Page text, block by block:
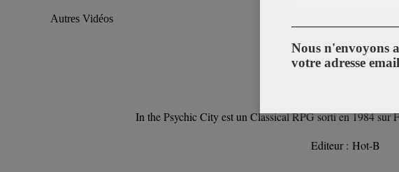
Autres Vidéos
In the Psychic City est un Classical RPG sorti en 1984 sur
Editeur : Hot-B
Nous n'envoyons
votre adresse